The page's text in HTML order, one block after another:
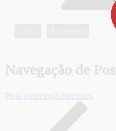
Navegação de
Post anterior Anteriores